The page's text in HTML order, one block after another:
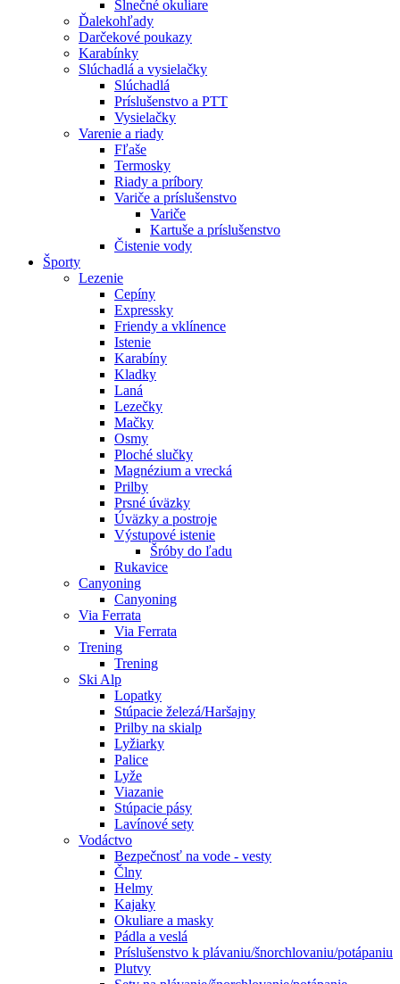
Slnečné okuliare
Ďalekohľady
Darčekové poukazy
Karabínky
Slúchadlá a vysielačky
Slúchadlá
Príslušenstvo a PTT
Vysielačky
Varenie a riady
Fľaše
Termosky
Riady a príbory
Variče a príslušenstvo
Variče
Kartuše a príslušenstvo
Čistenie vody
Športy
Lezenie
Cepíny
Expressky
Friendy a vklínence
Istenie
Karabíny
Kladky
Laná
Lezečky
Mačky
Osmy
Ploché slučky
Magnézium a vrecká
Prilby
Prsné úväzky
Úväzky a postroje
Výstupové istenie
Šróby do ľadu
Rukavice
Canyoning
Canyoning
Via Ferrata
Via Ferrata
Trening
Trening
Ski Alp
Lopatky
Stúpacie železá/Haršajny
Prilby na skialp
Lyžiarky
Palice
Lyže
Viazanie
Stúpacie pásy
Lavínové sety
Vodáctvo
Bezpečnosť na vode - vesty
Člny
Helmy
Kajaky
Okuliare a masky
Pádla a veslá
Príslušenstvo k plávaniu/šnorchlovaniu/potápaniu
Plutvy